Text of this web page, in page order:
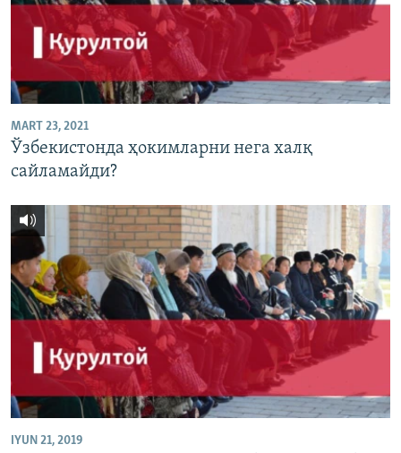
MART 23, 2021
Ўзбекистонда ҳокимларни нега халқ
сайламайди?
IYUN 21, 2019